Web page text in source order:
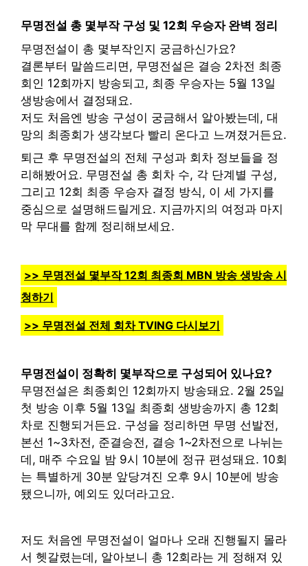
무명전설 총 몇부작 구성 및 12회 우승자 완벽 정리
무명전설이 총 몇부작인지 궁금하신가요?
결론부터 말씀드리면, 무명전설은 결승 2차전 최종
회인 12회까지 방송되고, 최종 우승자는 5월 13일
생방송에서 결정돼요.
저도 처음엔 방송 구성이 궁금해서 알아봤는데, 대
망의 최종회가 생각보다 빨리 온다고 느껴졌거든요.
퇴근 후 무명전설의 전체 구성과 회차 정보들을 정
리해봤어요. 무명전설 총 회차 수, 각 단계별 구성,
그리고 12회 최종 우승자 결정 방식, 이 세 가지를
중심으로 설명해드릴게요. 지금까지의 여정과 마지
막 무대를 함께 정리해보세요.
>> 무명전설 몇부작 12회 최종회 MBN 방송 생방송 시
청하기
>> 무명전설 전체 회차 TVING 다시보기
무명전설이 정확히 몇부작으로 구성되어 있나요?
무명전설은 최종회인 12회까지 방송돼요. 2월 25일
첫 방송 이후 5월 13일 최종회 생방송까지 총 12회
차로 진행되거든요. 구성을 정리하면 무명 선발전,
본선 1~3차전, 준결승전, 결승 1~2차전으로 나뉘는
데, 매주 수요일 밤 9시 10분에 정규 편성돼요. 10회
는 특별하게 30분 앞당겨진 오후 9시 10분에 방송
됐으니까, 예외도 있더라고요.
저도 처음엔 무명전설이 얼마나 오래 진행될지 몰라
서 헷갈렸는데, 알아보니 총 12회라는 게 정해져 있